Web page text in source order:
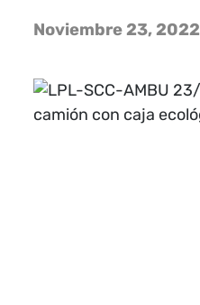
Noviembre 23, 2022